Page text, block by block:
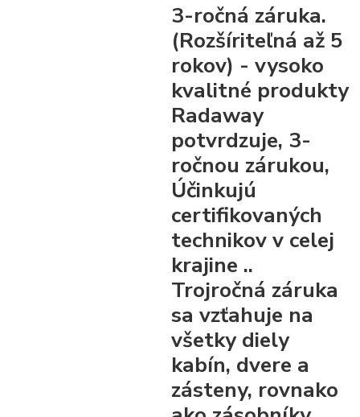
3-ročná záruka.
(Rozšíriteľná až 5
rokov) - vysoko
kvalitné produkty
Radaway
potvrdzuje, 3-
ročnou zárukou,
Účinkujú
certifikovaných
technikov v celej
krajine ..
Trojročná záruka
sa vzťahuje na
všetky diely
kabín, dvere a
zásteny, rovnako